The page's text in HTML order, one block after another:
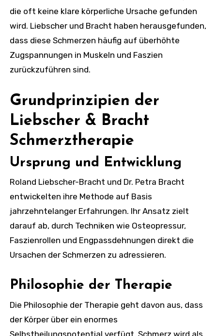
die oft keine klare körperliche Ursache gefunden
wird. Liebscher und Bracht haben herausgefunden,
dass diese Schmerzen häufig auf überhöhte
Zugspannungen in Muskeln und Faszien
zurückzuführen sind.
Grundprinzipien der
Liebscher & Bracht
Schmerztherapie
Ursprung und Entwicklung
Roland Liebscher-Bracht und Dr. Petra Bracht
entwickelten ihre Methode auf Basis
jahrzehntelanger Erfahrungen. Ihr Ansatz zielt
darauf ab, durch Techniken wie Osteopressur,
Faszienrollen und Engpassdehnungen direkt die
Ursachen der Schmerzen zu adressieren.
Philosophie der Therapie
Die Philosophie der Therapie geht davon aus, dass
der Körper über ein enormes
Selbstheilungspotential verfügt. Schmerz wird als